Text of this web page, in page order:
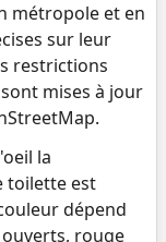
métropole et en
sur leur
restrictions
mises à jour
la
toilette est
dépend
rouge